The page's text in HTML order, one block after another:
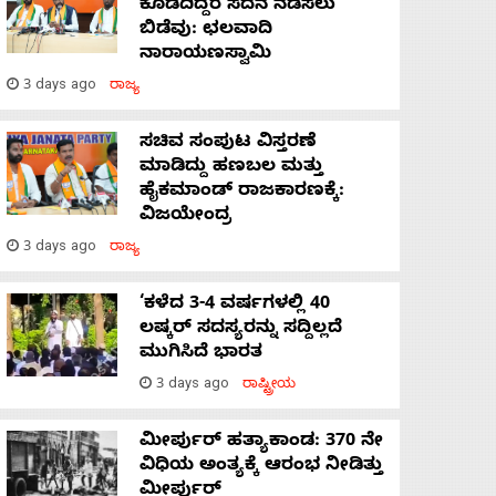
ಕೊಡದಿದ್ದರೆ ಸದನ ನಡೆಸಲು
ಬಿಡೆವು: ಛಲವಾದಿ
ನಾರಾಯಣಸ್ವಾಮಿ
3 days ago ರಾಜ್ಯ
ಸಚಿವ ಸಂಪುಟ ವಿಸ್ತರಣೆ
ಮಾಡಿದ್ದು ಹಣಬಲ ಮತ್ತು
ಹೈಕಮಾಂಡ್ ರಾಜಕಾರಣಕ್ಕೆ:
ವಿಜಯೇಂದ್ರ
3 days ago ರಾಜ್ಯ
‘ಕಳೆದ 3-4 ವರ್ಷಗಳಲ್ಲಿ 40
ಲಷ್ಕರ್ ಸದಸ್ಯರನ್ನು ಸದ್ದಿಲ್ಲದೆ
ಮುಗಿಸಿದೆ ಭಾರತ
3 days ago ರಾಷ್ಟ್ರೀಯ
ಮೀರ್ಪುರ್ ಹತ್ಯಾಕಾಂಡ: 370 ನೇ
ವಿಧಿಯ ಅಂತ್ಯಕ್ಕೆ ಆರಂಭ ನೀಡಿತ್ತು